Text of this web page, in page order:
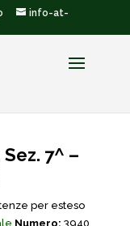
info-at-
7^ –
per esteso
Numero: 3940